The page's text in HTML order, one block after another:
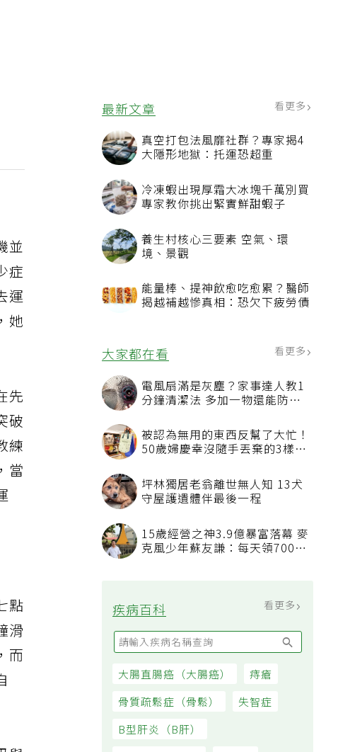
最新文章 看更多
真空打包法風靡社群？專家揭4
大隱形地獄：托運恐超重
冷凍蝦出現厚霜大冰塊千萬別買
專家教你挑出緊實鮮甜蝦子
養生村核心三要素 空氣、環
境、景觀
能量棒、提神飲愈吃愈累？醫師
揭越補越慘真相：恐欠下疲勞債
大家都在看
電風扇滿是灰塵？家事達人教1
分鐘清潔法 多加一物還能防髒
被認為無用的東西反幫了大忙！
50歲婦慶幸沒隨手丟棄的3樣物
坪林獨居老翁離世無人知 13犬
守屋護遺體伴最後一程
15歲經營之神3.9億暴富落幕 麥
克風少年蘇友謙：每天領700元
疾病百科
並
症
運
她
先
破
練
當
點
滑
而